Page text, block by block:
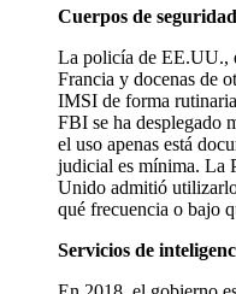
Cuerpos de
La policía de EE.UU.,
Francia y docenas de
IMSI de forma
FBI se ha desplegado
el uso apenas está
judicial es mínima. La
Unido admitió
qué frecuencia o bajo
Servicios de